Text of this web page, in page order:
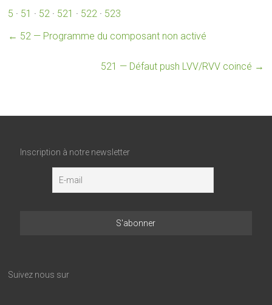
5 · 51 · 52 · 521 · 522 · 523
← 52 — Programme du composant non activé
521 — Défaut push LVV/RVV coincé →
Inscription à notre newsletter
Suivez nous sur